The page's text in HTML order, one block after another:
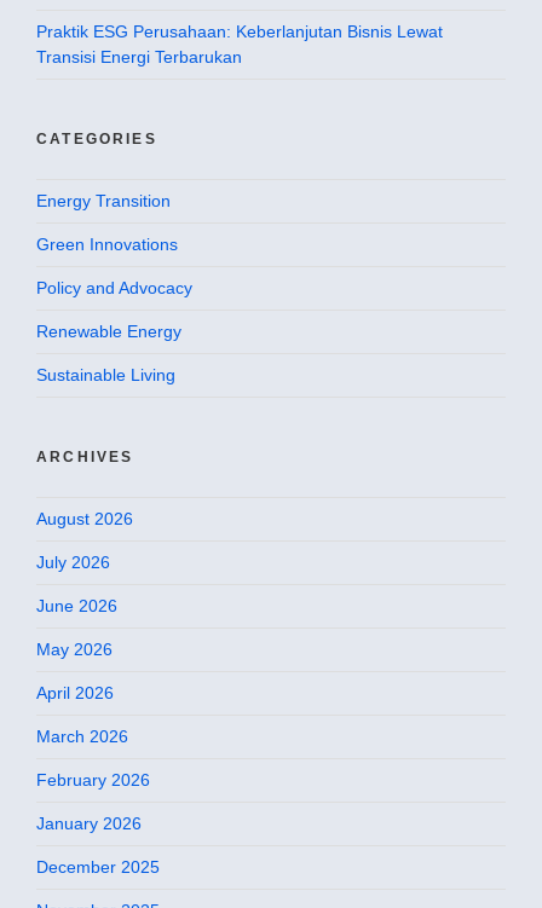
Praktik ESG Perusahaan: Keberlanjutan Bisnis Lewat
Transisi Energi Terbarukan
CATEGORIES
Energy Transition
Green Innovations
Policy and Advocacy
Renewable Energy
Sustainable Living
ARCHIVES
August 2026
July 2026
June 2026
May 2026
April 2026
March 2026
February 2026
January 2026
December 2025